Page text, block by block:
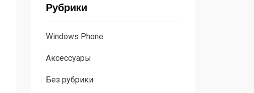
Рубрики
Windows Phone
Аксессуары
Без рубрики